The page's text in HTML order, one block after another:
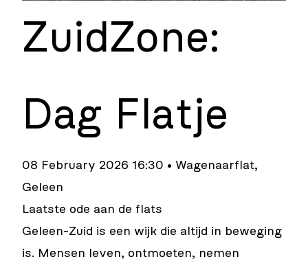
ZuidZone:
Dag Flatje
08 February 2026 16:30 • Wagenaarflat,
Geleen
Laatste ode aan de flats
Geleen-Zuid is een wijk die altijd in beweging
is. Mensen leven, ontmoeten, nemen